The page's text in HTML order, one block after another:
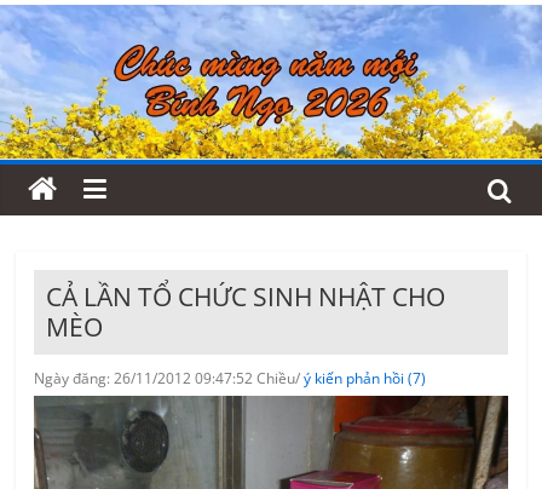
CẢ LẦN TỔ CHỨC SINH NHẬT CHO
MÈO
Ngày đăng: 26/11/2012 09:47:52 Chiều/ý kiến phản hồi (7)